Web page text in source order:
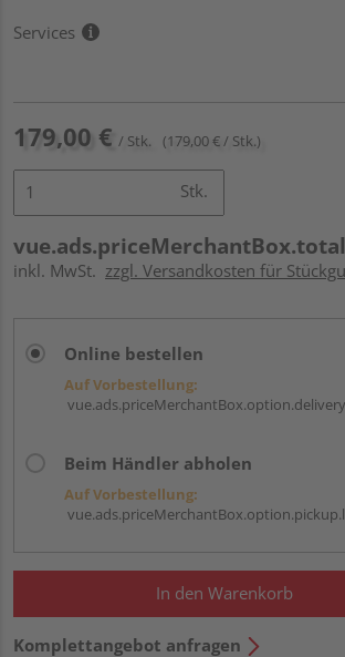
Services
179,00 € / Stk. (179,00 € / Stk.)
Stk.
vue.ads.priceMerchantBox.total
inkl. MwSt. zzgl. Versandkosten für
Online bestellen
Auf Vorbestellung:
Beim Händler abholen
Auf Vorbestellung:
In den Warenkorb
Komplettangebot anfragen